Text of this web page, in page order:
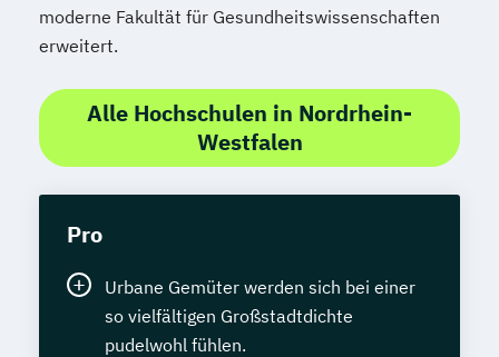
moderne Fakultät für Gesundheitswissenschaften
erweitert.
Alle Hochschulen in Nordrhein-
Westfalen
Pro
Urbane Gemüter werden sich bei einer
so vielfältigen Großstadtdichte
pudelwohl fühlen.